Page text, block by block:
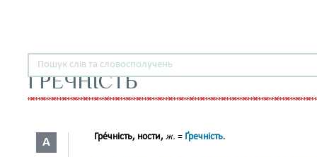
ГРЕЧНІСТЬ
А Гре́чність, ности, ж. = Ґречність.